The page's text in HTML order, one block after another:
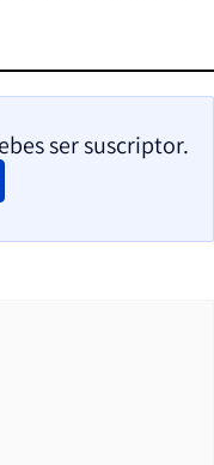
ser suscriptor.